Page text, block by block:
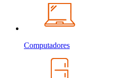
Computadores